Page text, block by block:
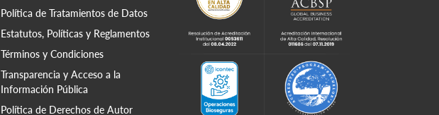
Política de Tratamientos de Datos
Estatutos, Políticas y Reglamentos
Términos y Condiciones
Transparencia y Acceso a la
Información Pública
Política de Derechos de Autor